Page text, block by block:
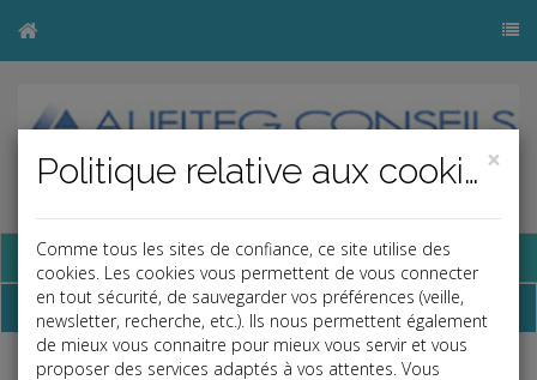
Base documentaire
Adresses utiles
Journal Officiel
×
Politique relative aux cookies
Comme tous les sites de confiance, ce site utilise des
cookies. Les cookies vous permettent de vous connecter
en tout sécurité, de sauvegarder vos préférences (veille,
newsletter, recherche, etc.). Ils nous permettent également
de mieux vous connaitre pour mieux vous servir et vous
proposer des services adaptés à vos attentes. Vous